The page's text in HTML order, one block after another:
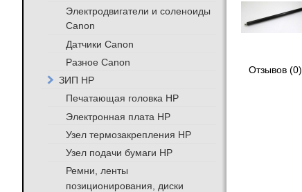
Отзывов (0)
Электродвигатели и соленоиды
Canon
Датчики Canon
Разное Canon
ЗИП HP
Печатающая головка HP
Электронная плата HP
Узел термозакрепления HP
Узел подачи бумаги HP
Ремни, ленты
позиционирования, диски